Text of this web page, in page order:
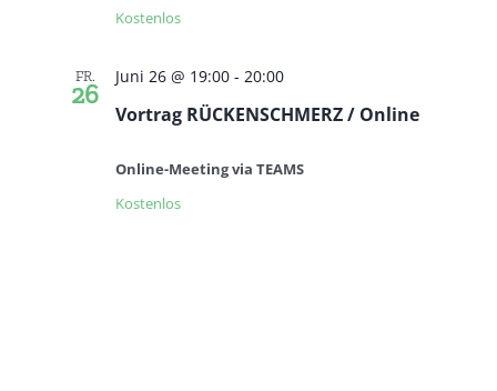
Kostenlos
FR.
26
Vortrag RÜCKENSCHMERZ / Online
Juni 26 @ 19:00- 20:00
Online-Meeting via TEAMS
Kostenlos